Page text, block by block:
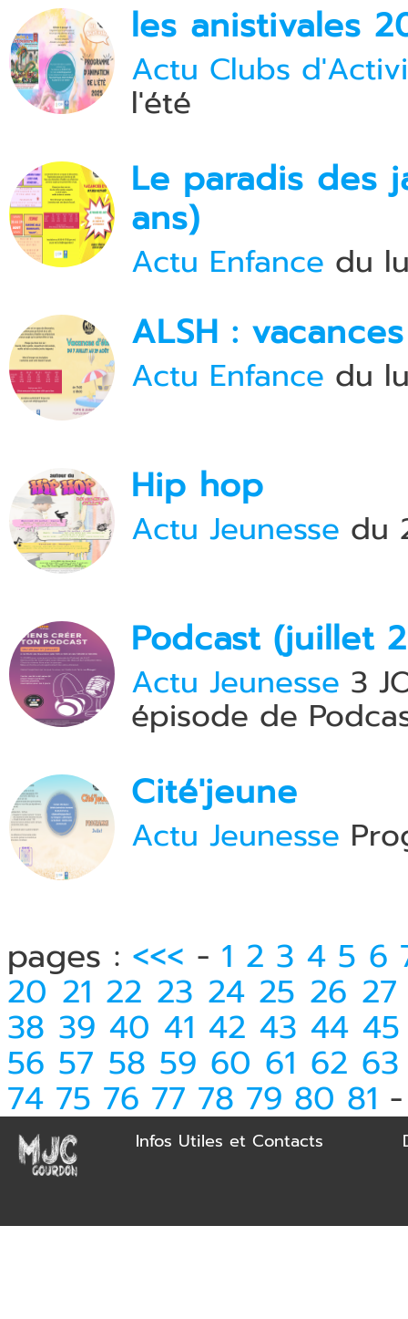
les anistivales
Actu Clubs
l'été
Le paradis des
ans)
Actu Enfance du
ALSH :
Actu Enfance du
Hip hop
Actu Jeunesse du
Podcast (juillet
Actu Jeunesse 3
épisode de
Cité'jeune
Actu Jeunesse
pages : <<< - 1 2 3 4 5 6
20 21 22 23 24 25 26 27
38 39 40 41 42 43 44 45
56 57 58 59 60 61 62 63
74 75 76 77 78 79 80 81
Infos Utiles et Contacts